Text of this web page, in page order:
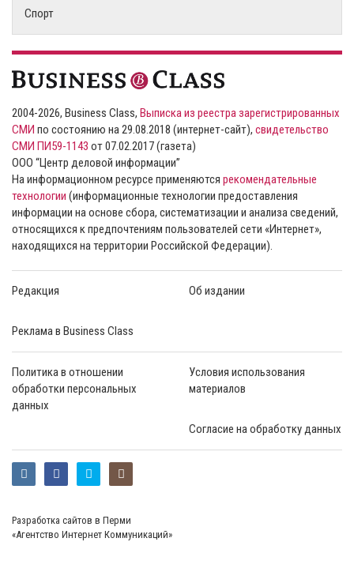
Спорт
2004-2026, Business Class, Выписка из реестра зарегистрированных
СМИ по состоянию на 29.08.2018 (интернет-сайт), свидетельство
СМИ ПИ59-1143 от 07.02.2017 (газета)
ООО “Центр деловой информации”
На информационном ресурсе применяются рекомендательные
технологии (информационные технологии предоставления
информации на основе сбора, систематизации и анализа сведений,
относящихся к предпочтениям пользователей сети «Интернет»,
находящихся на территории Российской Федерации).
Редакция Об издании
Реклама в Business Class
Политика в отношении
обработки персональных
данных
Условия использования
материалов
Согласие на обработку данных
Разработка сайтов в Перми
«Агентство Интернет Коммуникаций»